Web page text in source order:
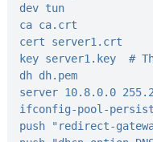
dev tun
ca ca.crt
cert server1.crt
key server1.key  #
dh dh.pem
server 10.8.0.0
ifconfig-pool-
push "redirect-